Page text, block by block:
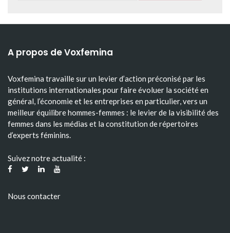
A propos de Voxfemina
Voxfemina travaille sur un levier d’action préconisé par les
institutions internationales pour faire évoluer la société en
général, l’économie et les entreprises en particulier, vers un
meilleur équilibre hommes-femmes : le levier de la visibilité des
femmes dans les médias et la constitution de répertoires
d’experts féminins.
Suivez notre actualité :
Nous contacter